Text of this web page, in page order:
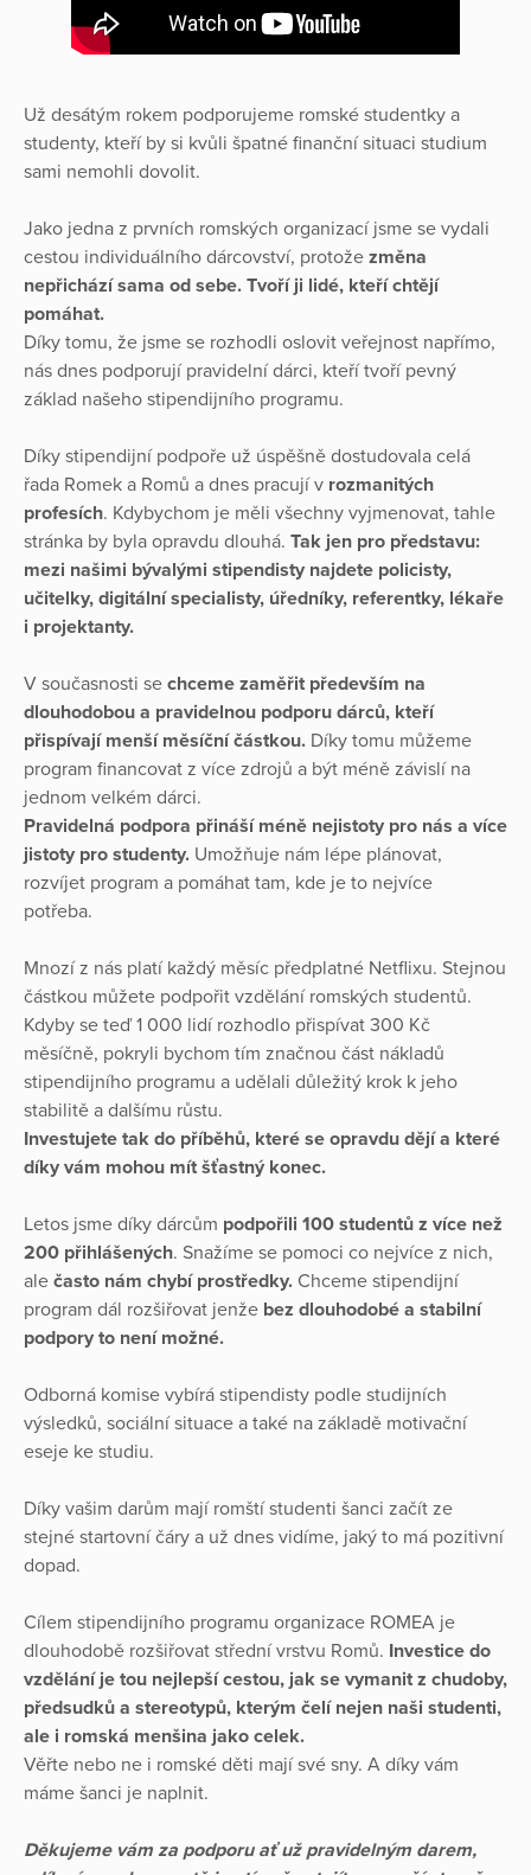
Už desátým rokem podporujeme romské studentky a
studenty, kteří by si kvůli špatné finanční situaci studium
sami nemohli dovolit.
Jako jedna z prvních romských organizací jsme se vydali
cestou individuálního dárcovství, protože změna
nepřichází sama od sebe. Tvoří ji lidé, kteří chtějí
pomáhat.
Díky tomu, že jsme se rozhodli oslovit veřejnost napřímo,
nás dnes podporují pravidelní dárci, kteří tvoří pevný
základ našeho stipendijního programu.
Díky stipendijní podpoře už úspěšně dostudovala celá
řada Romek a Romů a dnes pracují v rozmanitých
profesích. Kdybychom je měli všechny vyjmenovat, tahle
stránka by byla opravdu dlouhá. Tak jen pro představu:
mezi našimi bývalými stipendisty najdete policisty,
učitelky, digitální specialisty, úředníky, referentky, lékaře
i projektanty.
V současnosti se chceme zaměřit především na
dlouhodobou a pravidelnou podporu dárců, kteří
přispívají menší měsíční částkou. Díky tomu můžeme
program financovat z více zdrojů a být méně závislí na
jednom velkém dárci.
Pravidelná podpora přináší méně nejistoty pro nás a více
jistoty pro studenty. Umožňuje nám lépe plánovat,
rozvíjet program a pomáhat tam, kde je to nejvíce
potřeba.
Mnozí z nás platí každý měsíc předplatné Netflixu. Stejnou
částkou můžete podpořit vzdělání romských studentů.
Kdyby se teď 1 000 lidí rozhodlo přispívat 300 Kč
měsíčně, pokryli bychom tím značnou část nákladů
stipendijního programu a udělali důležitý krok k jeho
stabilitě a dalšímu růstu.
Investujete tak do příběhů, které se opravdu dějí a které
díky vám mohou mít šťastný konec.
Letos jsme díky dárcům podpořili 100 studentů z více než
200 přihlášených. Snažíme se pomoci co nejvíce z nich,
ale často nám chybí prostředky. Chceme stipendijní
program dál rozšiřovat jenže bez dlouhodobé a stabilní
podpory to není možné.
Odborná komise vybírá stipendisty podle studijních
výsledků, sociální situace a také na základě motivační
eseje ke studiu.
Díky vašim darům mají romští studenti šanci začít ze
stejné startovní čáry a už dnes vidíme, jaký to má pozitivní
dopad.
Cílem stipendijního programu organizace ROMEA je
dlouhodobě rozšiřovat střední vrstvu Romů. Investice do
vzdělání je tou nejlepší cestou, jak se vymanit z chudoby,
předsudků a stereotypů, kterým čelí nejen naši studenti,
ale i romská menšina jako celek.
Věřte nebo ne i romské děti mají své sny. A díky vám
máme šanci je naplnit.
Děkujeme vám za podporu ať už pravidelným darem,